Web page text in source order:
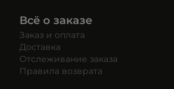
Всё о заказе
Заказ и оплата
Доставка
Отслеживание заказа
Правила возврата